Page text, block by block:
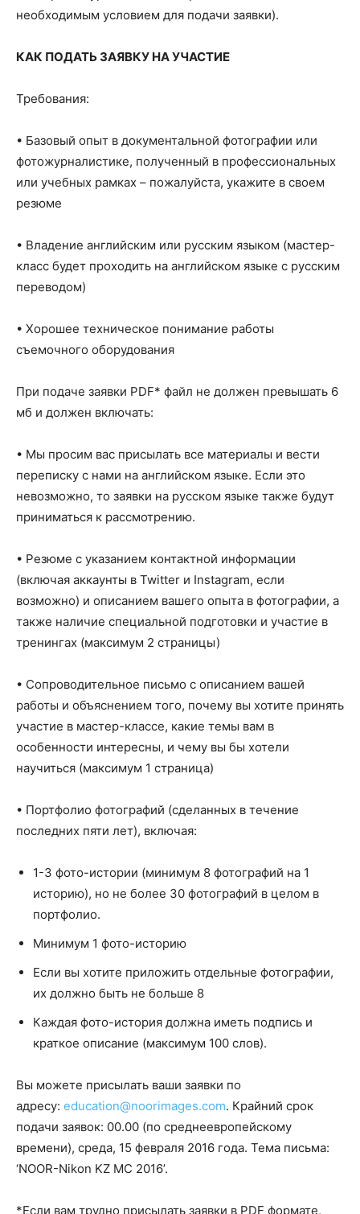
необходимым условием для подачи заявки).
КАК ПОДАТЬ ЗАЯВКУ НА УЧАСТИЕ
Требования:
• Базовый опыт в документальной фотографии или
фотожурналистике, полученный в профессиональных
или учебных рамках – пожалуйста, укажите в своем
резюме
• Владение английским или русским языком (мастер-
класс будет проходить на английском языке с русским
переводом)
• Хорошее техническое понимание работы
съемочного оборудования
При подаче заявки PDF* файл не должен превышать 6
мб и должен включать:
• Мы просим вас присылать все материалы и вести
переписку с нами на английском языке. Если это
невозможно, то заявки на русском языке также будут
приниматься к рассмотрению.
• Резюме с указанием контактной информации
(включая аккаунты в Twitter и Instagram, если
возможно) и описанием вашего опыта в фотографии, а
также наличие специальной подготовки и участие в
тренингах (максимум 2 страницы)
• Сопроводительное письмо с описанием вашей
работы и объяснением того, почему вы хотите принять
участие в мастер-классе, какие темы вам в
особенности интересны, и чему вы бы хотели
научиться (максимум 1 страница)
• Портфолио фотографий (сделанных в течение
последних пяти лет), включая:
1-3 фото-истории (минимум 8 фотографий на 1
историю), но не более 30 фотографий в целом в
портфолио.
Минимум 1 фото-историю
Если вы хотите приложить отдельные фотографии,
их должно быть не больше 8
Каждая фото-история должна иметь подпись и
краткое описание (максимум 100 слов).
Вы можете присылать ваши заявки по
адресу: education@noorimages.com. Крайний срок
подачи заявок: 00.00 (по среднеевропейскому
времени), среда, 15 февраля 2016 года. Тема письма:
‘NOOR-Nikon KZ MC 2016’.
*Если вам трудно присылать заявки в PDF формате,